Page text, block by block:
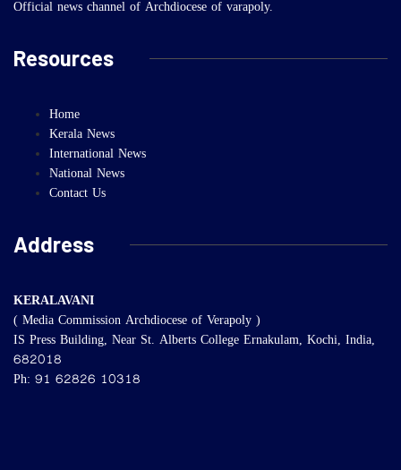
Official news channel of Archdiocese of varapoly.
Resources
Home
Kerala News
International News
National News
Contact Us
Address
KERALAVANI
( Media Commission Archdiocese of Verapoly )
IS Press Building, Near St. Alberts College Ernakulam, Kochi, India,
682018
Ph: 91 62826 10318